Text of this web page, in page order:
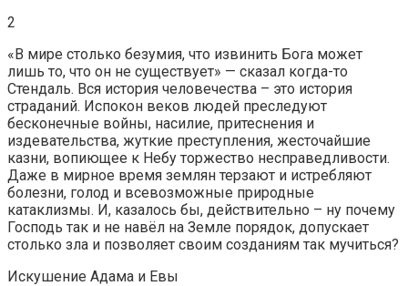
2
«В мире столько безумия, что извинить Бога может
лишь то, что он не существует» — сказал когда-то
Стендаль. Вся история человечества – это история
страданий. Испокон веков людей преследуют
бесконечные войны, насилие, притеснения и
издевательства, жуткие преступления, жесточайшие
казни, вопиющее к Небу торжество несправедливости.
Даже в мирное время землян терзают и истребляют
болезни, голод и всевозможные природные
катаклизмы. И, казалось бы, действительно – ну почему
Господь так и не навёл на Земле порядок, допускает
столько зла и позволяет своим созданиям так мучиться?
Искушение Адама и Евы